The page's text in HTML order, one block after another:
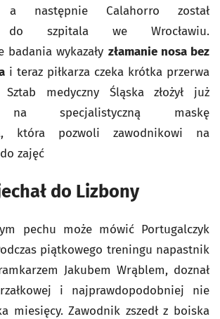
a następnie Calahorro został
do szpitala we Wrocławiu.
badania wykazały złamanie nosa bez
i teraz piłkarza czeka krótka przerwa
medyczny Śląska złożył już
na specjalistyczną maskę
która pozwoli zawodnikowi na
zajęć
do Lizbony
pechu może mówić Portugalczyk
piątkowego treningu napastnik
Jakubem Wrąblem, doznał
i najprawdopodobniej nie
miesięcy. Zawodnik zszedł z boiska